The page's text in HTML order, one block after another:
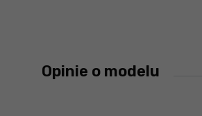
Opinie o modelu